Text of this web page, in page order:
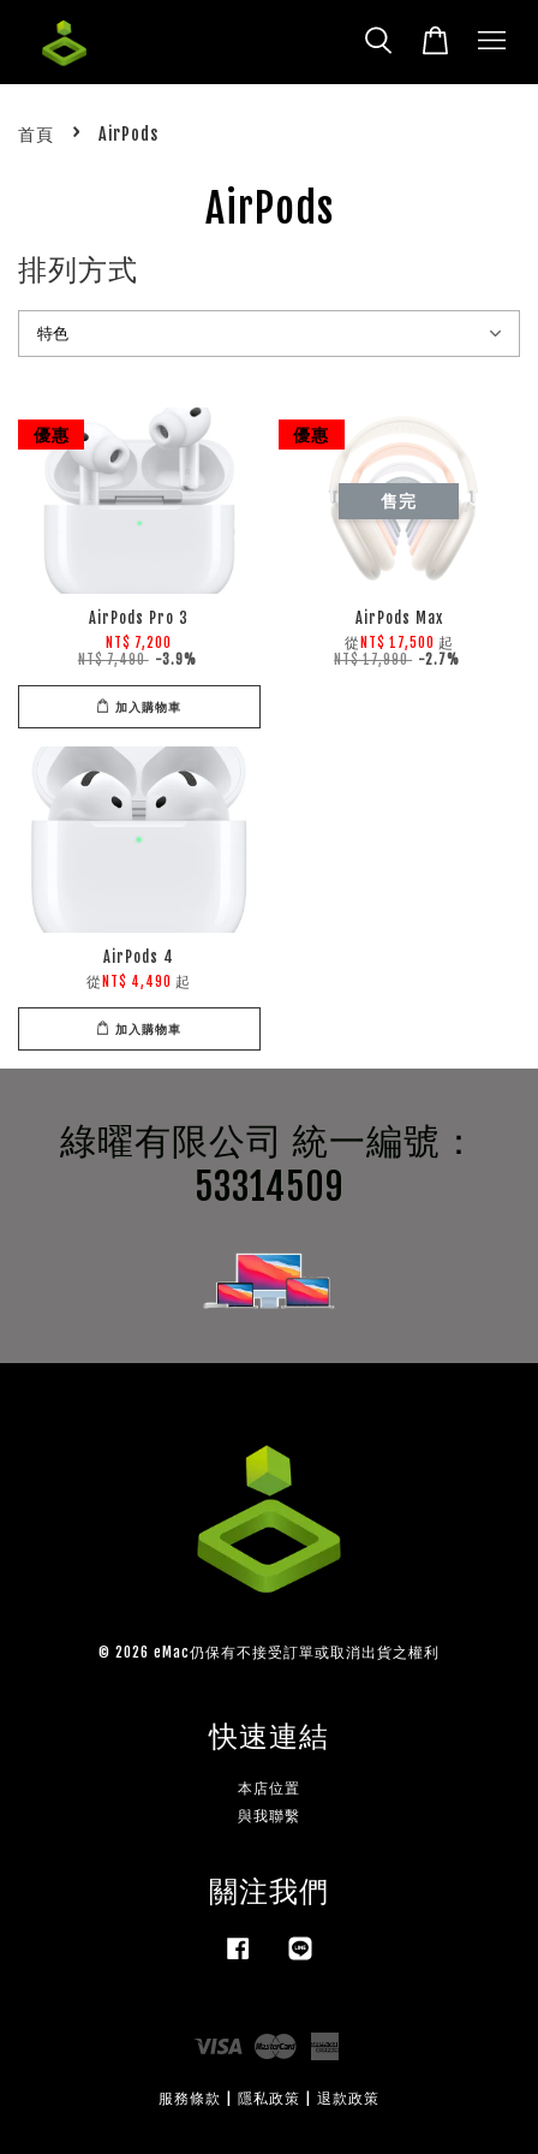
首頁 › AirPods
AirPods
排列方式
優惠
AirPods Pro 3
NT$ 7,200
NT$ 7,490 -3.9%
加入購物車
優惠
售完
AirPods Max
從 NT$ 17,500 起
NT$ 17,990 -2.7%
AirPods 4
從 NT$ 4,490 起
加入購物車
綠曜有限公司 統一編號：
53314509
© 2026 eMac仍保有不接受訂單或取消出貨之權利
快速連結
本店位置
與我聯繫
關注我們
Facebook
Visa Master
服務條款
隱私政策 退款政策